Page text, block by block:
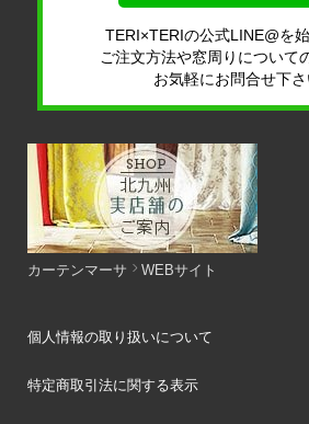
TERI×TERIの公式LINE@を始
ご注文方法や窓周りについて
お気軽にお問合せ下さ
カーテンマーサ WEBサイト
個人情報の取り扱いについて
特定商取引法に関する表示